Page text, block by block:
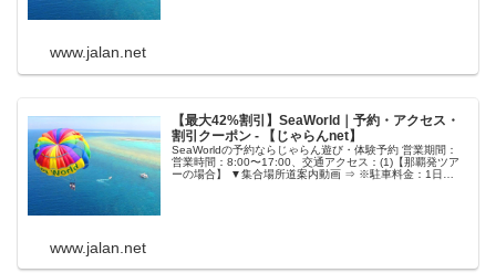
www.jalan.net
【最大42%割引】SeaWorld｜予約・アクセス・
割引クーポン - 【じゃらんnet】
SeaWorldの予約ならじゃらん遊び・体験予約 営業期間：
営業時間：8:00〜17:00、交通アクセス：(1)【那覇発ツア
ーの場合】 ▼集合場所道案内動画 ⇒ ※駐車料金：1日
www.jalan.net